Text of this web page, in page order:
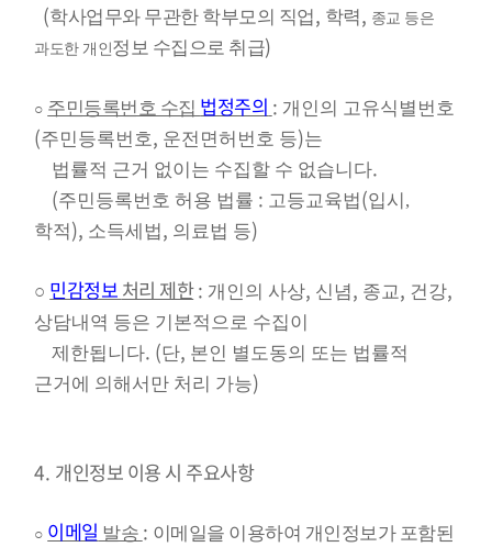
(학사업무와 무관한 학부모의 직업, 학력, 종교 등은
과도한 개인정보 수집으로 취급)
○ 주민등록번호 수집 법정주의 : 개인의 고유식별번호
(주민등록번호, 운전면허번호 등)는
법률적 근거 없이는 수집할 수 없습니다.
(주민등록번호 허용 법률 : 고등교육법(입시,
학적), 소득세법, 의료법 등)
○ 민감정보처리 제한: 개인의 사상, 신념, 종교, 건강,
상담내역 등은 기본적으로 수집이
제한됩니다. (단, 본인 별도동의 또는 법률적
근거에 의해서만 처리 가능)
4. 개인정보 이용 시 주요사항
○ 이메일 발송 : 이메일을 이용하여 개인정보가 포함된